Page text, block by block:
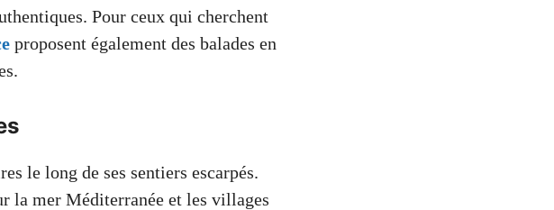
Pour ceux qui cherchent
proposent également des balades en
le long de ses sentiers escarpés.
la mer Méditerranée et les villages